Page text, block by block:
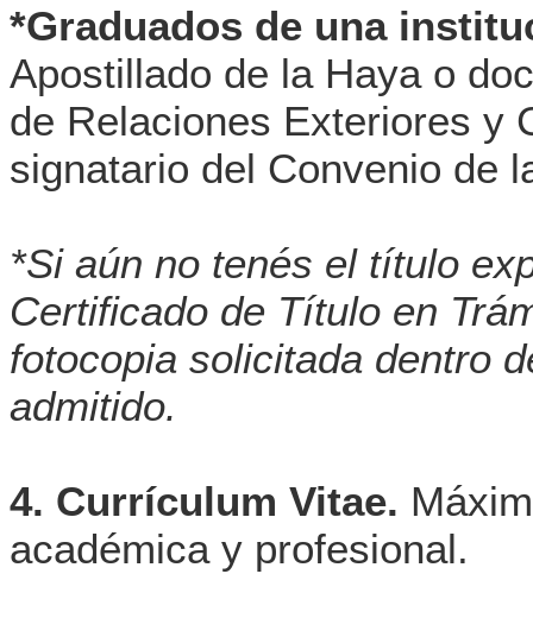
*Graduados de una
Apostillado de la Haya o
de Relaciones Exteriores y
signatario del Convenio de
*Si aún no tenés el título
Certificado de Título en
fotocopia solicitada dentro
admitido.
4. Currículum Vitae.
académica y profesional.